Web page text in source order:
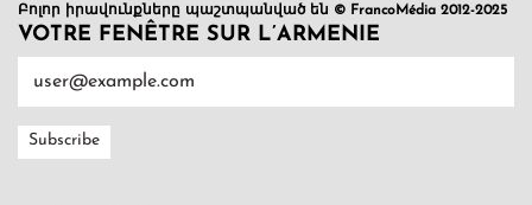
Բոլոր իրավունքները պաշտպանված են © FrancoMédia 2012-2025
VOTRE FENÊTRE SUR L’ARMENIE